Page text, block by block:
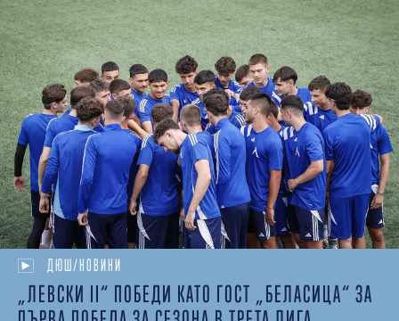
ДЮШ/НОВИНИ
„ЛЕВСКИ II“ ПОБЕДИ КАТО ГОСТ „БЕЛАСИЦА“ ЗА